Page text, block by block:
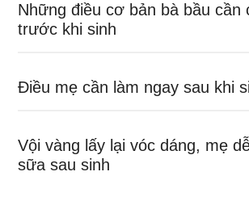
Những điều cơ bản bà bầu cần
trước khi sinh
Điều mẹ cần làm ngay sau khi
Vội vàng lấy lại vóc dáng, mẹ
sữa sau sinh